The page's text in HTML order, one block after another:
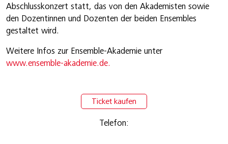
Abschlusskonzert statt, das von den Akademisten sowie
den Dozentinnen und Dozenten der beiden Ensembles
gestaltet wird.
Weitere Infos zur Ensemble-Akademie unter
www.ensemble-akademie.de.
Ticket kaufen
Telefon: